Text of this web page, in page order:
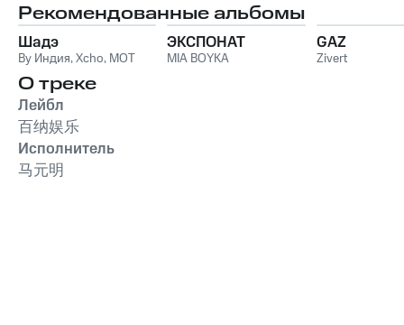
Рекомендованные альбомы
Шадэ
By Индия,Xcho, MOT
ЭКСПОНАТ
MIA BOYKA
GAZ
Zivert
О треке
Лейбл
百纳娱乐
Исполнитель
马元明